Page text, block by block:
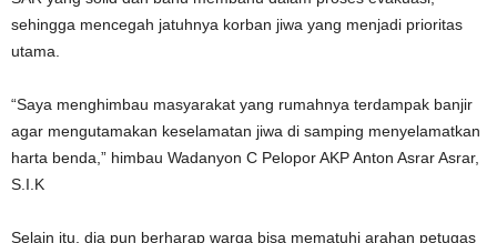
sehingga mencegah jatuhnya korban jiwa yang menjadi prioritas
utama.
“Saya menghimbau masyarakat yang rumahnya terdampak banjir
agar mengutamakan keselamatan jiwa di samping menyelamatkan
harta benda,” himbau Wadanyon C Pelopor AKP Anton Asrar Asrar,
S.I.K
Selain itu, dia pun berharap warga bisa mematuhi arahan petugas